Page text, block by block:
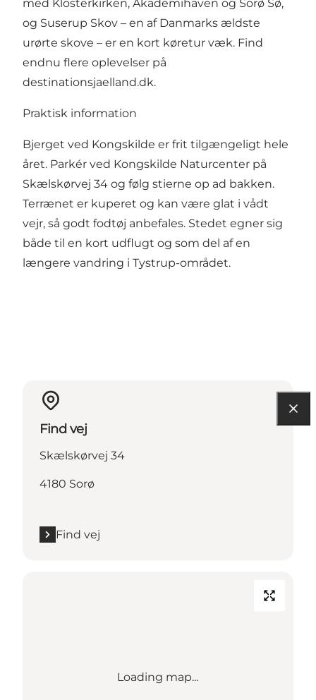
med Klosterkirken, Akademihaven og Sorø Sø,
og Suserup Skov – en af Danmarks ældste
urørte skove – er en kort køretur væk. Find
endnu flere oplevelser på
destinationsjaelland.dk.
Praktisk information
Bjerget ved Kongskilde er frit tilgængeligt hele
året. Parkér ved Kongskilde Naturcenter på
Skælskørvej 34 og følg stierne op ad bakken.
Terrænet er kuperet og kan være glat i vådt
vejr, så godt fodtøj anbefales. Stedet egner sig
både til en kort udflugt og som del af en
længere vandring i Tystrup-området.
Find vej
Skælskørvej 34
4180 Sorø
Find vej
Loading map...